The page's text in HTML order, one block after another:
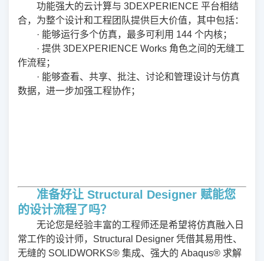
功能强大的云计算与 3DEXPERIENCE 平台相结
合，为整个设计和工程团队提供巨大价值，其中包括：
· 能够运行多个仿真，最多可利用 144 个内核；
· 提供 3DEXPERIENCE Works 角色之间的无缝工
作流程；
· 能够查看、共享、批注、讨论和管理设计与仿真
数据，进一步加强工程协作；
准备好让 Structural Designer 赋能您
的设计流程了吗？
无论您是经验丰富的工程师还是希望将仿真融入日
常工作的设计师，Structural Designer 凭借其易用性、
无缝的 SOLIDWORKS® 集成、强大的 Abaqus® 求解